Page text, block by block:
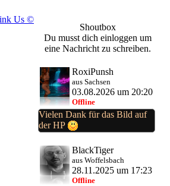
Us ©
Shoutbox
Du musst dich einloggen um
eine Nachricht zu schreiben.
RoxiPunsh
aus Sachsen
03.08.2026 um 20:20
Offline
Vielen Dank für das Bild auf
der HP
BlackTiger
aus Woffelsbach
28.11.2025 um 17:23
Offline